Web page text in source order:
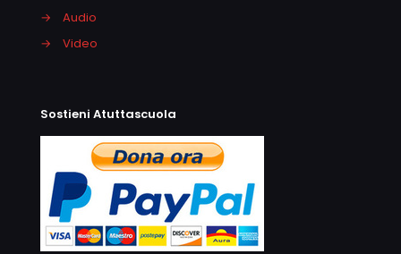
→
Audio
→
Video
Sostieni Atuttascuola